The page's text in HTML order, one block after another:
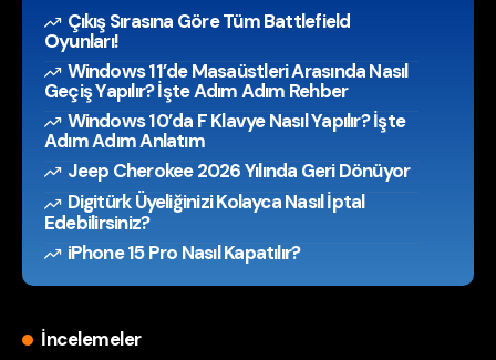
Çıkış Sırasına Göre Tüm Battlefield
Oyunları!
Windows 11’de Masaüstleri Arasında Nasıl
Geçiş Yapılır? İşte Adım Adım Rehber
Windows 10’da F Klavye Nasıl Yapılır? İşte
Adım Adım Anlatım
Jeep Cherokee 2026 Yılında Geri Dönüyor
Digitürk Üyeliğinizi Kolayca Nasıl İptal
Edebilirsiniz?
iPhone 15 Pro Nasıl Kapatılır?
İncelemeler